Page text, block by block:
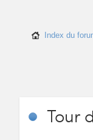
Index du
Tour